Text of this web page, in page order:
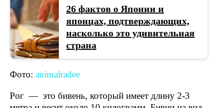
26 фактов о Японии и
японцах, подтверждающих,
насколько это удивительная
страна
Фото: animalradee
Рог — это бивень, который имеет длину 2-3